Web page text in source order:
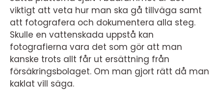
viktigt att veta hur man ska gå tillväga samt
att fotografera och dokumentera alla steg.
Skulle en vattenskada uppstå kan
fotografierna vara det som gör att man
kanske trots allt får ut ersättning från
försäkringsbolaget. Om man gjort rätt då man
kaklat vill säga.